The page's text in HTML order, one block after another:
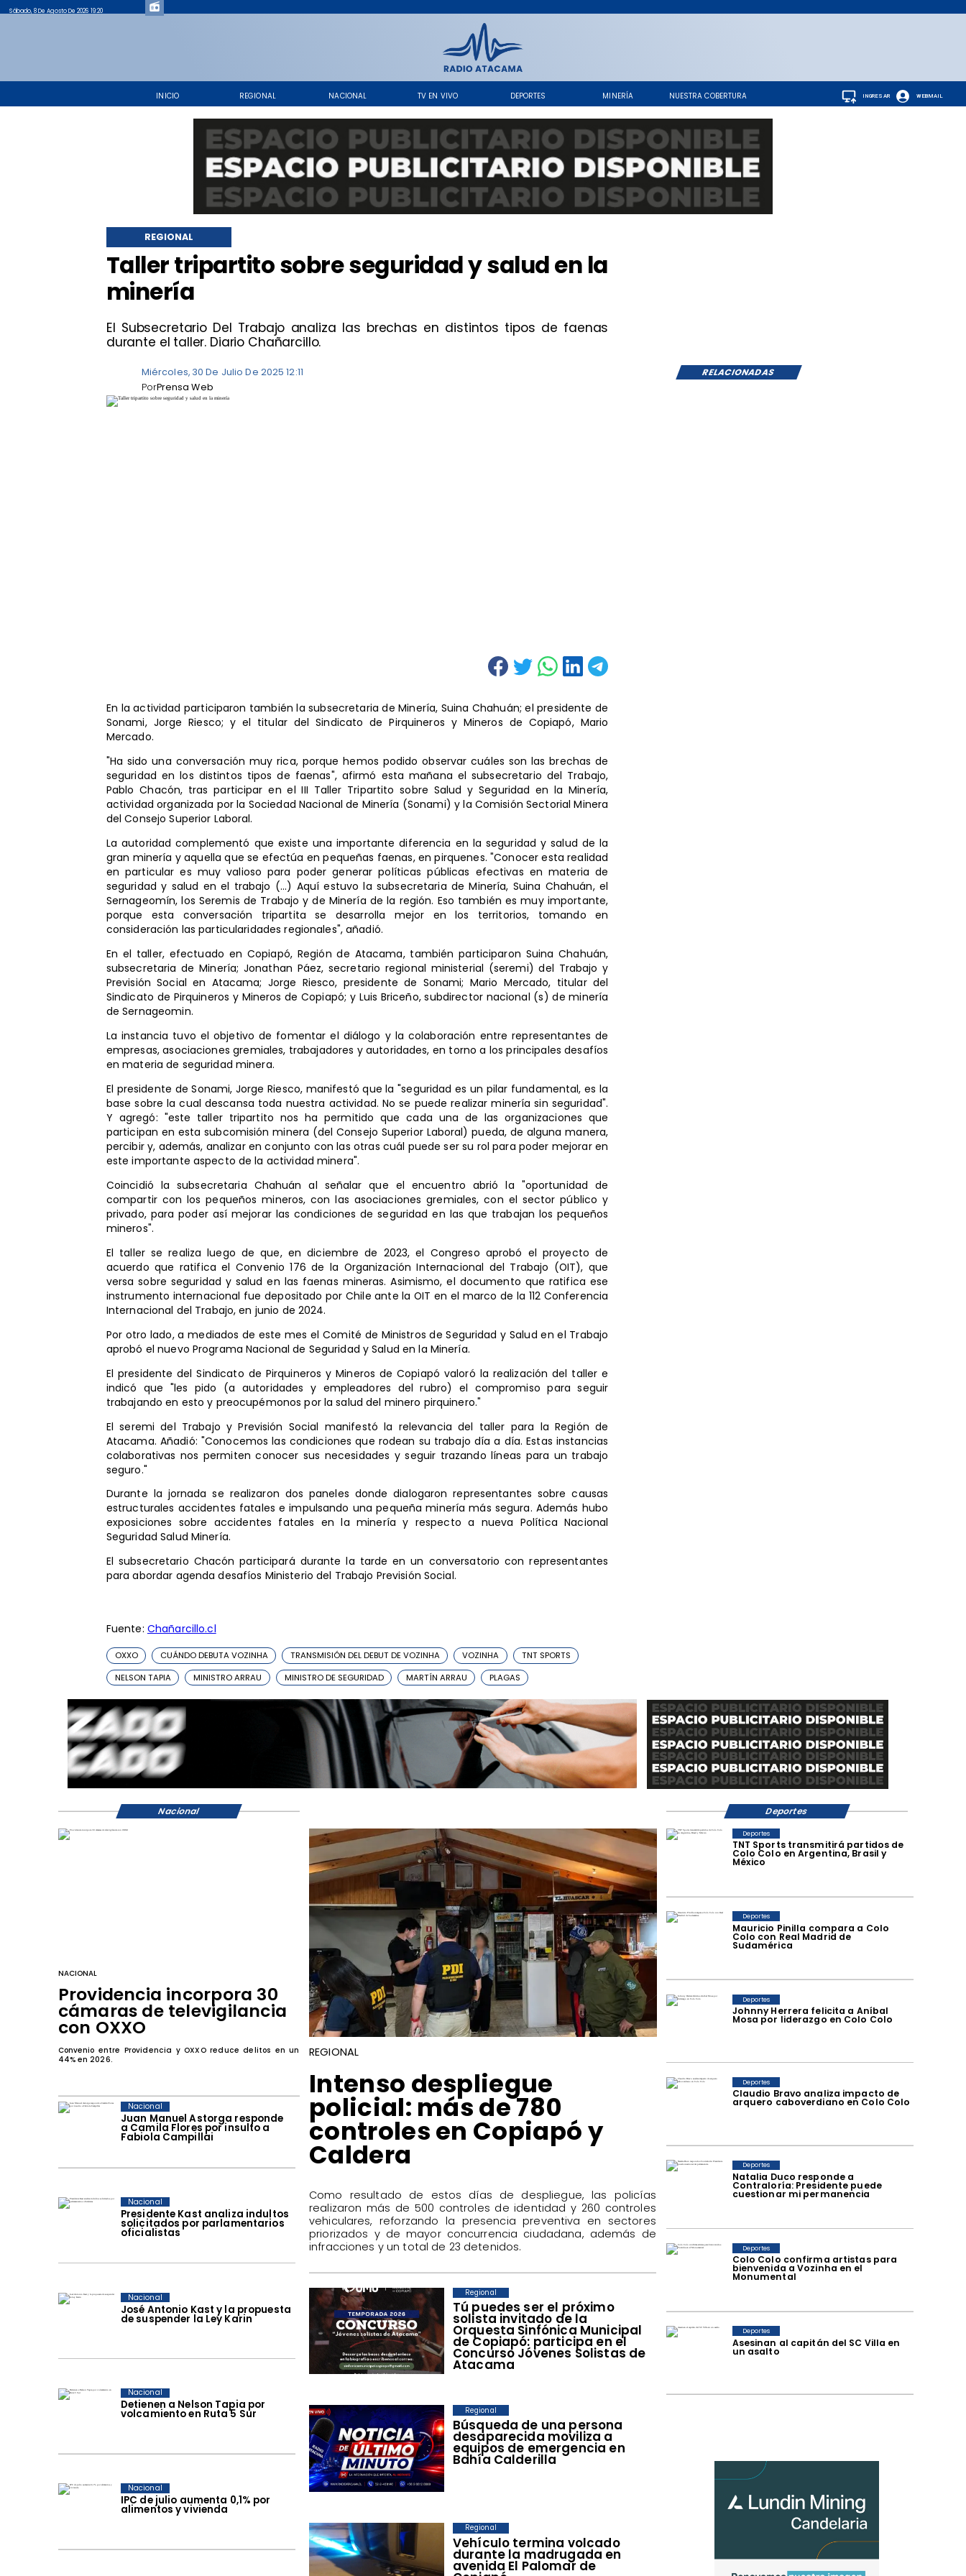
INICIO REGIONAL NACIONAL TV EN VIVO DEPORTES MINERÍA NUESTRA COBERTURA
Sábado, 8 De Agosto De 2026 19:20
WEBMAIL
INGRESAR
Taller tripartito sobre seguridad y salud en la
minería
El Subsecretario Del Trabajo analiza las brechas en distintos tipos de faenas
durante el taller. Diario Chañarcillo.
REGIONAL
RELACIONADAS
Miércoles, 30 De Julio De 2025 12:11
Prensa Web
Por
En la actividad participaron también la subsecretaria de Minería, Suina Chahuán; el presidente de
Sonami, Jorge Riesco; y el titular del Sindicato de Pirquineros y Mineros de Copiapó, Mario
Mercado.
"Ha sido una conversación muy rica, porque hemos podido observar cuáles son las brechas de
seguridad en los distintos tipos de faenas", afirmó esta mañana el subsecretario del Trabajo,
Pablo Chacón, tras participar en el III Taller Tripartito sobre Salud y Seguridad en la Minería,
actividad organizada por la Sociedad Nacional de Minería (Sonami) y la Comisión Sectorial Minera
del Consejo Superior Laboral.
La autoridad complementó que existe una importante diferencia en la seguridad y salud de la
gran minería y aquella que se efectúa en pequeñas faenas, en pirquenes. "Conocer esta realidad
en particular es muy valioso para poder generar políticas públicas efectivas en materia de
seguridad y salud en el trabajo (...) Aquí estuvo la subsecretaria de Minería, Suina Chahuán, el
Sernageomín, los Seremis de Trabajo y de Minería de la región. Eso también es muy importante,
porque esta conversación tripartita se desarrolla mejor en los territorios, tomando en
consideración las particularidades regionales", añadió.
En el taller, efectuado en Copiapó, Región de Atacama, también participaron Suina Chahuán,
subsecretaria de Minería; Jonathan Páez, secretario regional ministerial (seremi) del Trabajo y
Previsión Social en Atacama; Jorge Riesco, presidente de Sonami; Mario Mercado, titular del
Sindicato de Pirquineros y Mineros de Copiapó; y Luis Briceño, subdirector nacional (s) de minería
de Sernageomin.
La instancia tuvo el objetivo de fomentar el diálogo y la colaboración entre representantes de
empresas, asociaciones gremiales, trabajadores y autoridades, en torno a los principales desafíos
en materia de seguridad minera.
El presidente de Sonami, Jorge Riesco, manifestó que la "seguridad es un pilar fundamental, es la
base sobre la cual descansa toda nuestra actividad. No se puede realizar minería sin seguridad".
Y agregó: "este taller tripartito nos ha permitido que cada una de las organizaciones que
participan en esta subcomisión minera (del Consejo Superior Laboral) pueda, de alguna manera,
percibir y, además, analizar en conjunto con las otras cuál puede ser su rol para poder mejorar en
este importante aspecto de la actividad minera".
Coincidió la subsecretaria Chahuán al señalar que el encuentro abrió la "oportunidad de
compartir con los pequeños mineros, con las asociaciones gremiales, con el sector público y
privado, para poder así mejorar las condiciones de seguridad en las que trabajan los pequeños
mineros".
El taller se realiza luego de que, en diciembre de 2023, el Congreso aprobó el proyecto de
acuerdo que ratifica el Convenio 176 de la Organización Internacional del Trabajo (OIT), que
versa sobre seguridad y salud en las faenas mineras. Asimismo, el documento que ratifica ese
instrumento internacional fue depositado por Chile ante la OIT en el marco de la 112 Conferencia
Internacional del Trabajo, en junio de 2024.
Por otro lado, a mediados de este mes el Comité de Ministros de Seguridad y Salud en el Trabajo
aprobó el nuevo Programa Nacional de Seguridad y Salud en la Minería.
El presidente del Sindicato de Pirquineros y Mineros de Copiapó valoró la realización del taller e
indicó que "les pido (a autoridades y empleadores del rubro) el compromiso para seguir
trabajando en esto y preocupémonos por la salud del minero pirquinero."
El seremi del Trabajo y Previsión Social manifestó la relevancia del taller para la Región de
Atacama. Añadió: "Conocemos las condiciones que rodean su trabajo día a día. Estas instancias
colaborativas nos permiten conocer sus necesidades y seguir trazando líneas para un trabajo
seguro."
Durante la jornada se realizaron dos paneles donde dialogaron representantes sobre causas
estructurales accidentes fatales e impulsando una pequeña minería más segura. Además hubo
exposiciones sobre accidentes fatales en la minería y respecto a nueva Política Nacional
Seguridad Salud Minería.
El subsecretario Chacón participará durante la tarde en un conversatorio con representantes
para abordar agenda desafíos Ministerio del Trabajo Previsión Social.
Fuente: Chañarcillo.cl
OXXO CUÁNDO DEBUTA VOZINHA TRANSMISIÓN DEL DEBUT DE VOZINHA VOZINHA
TNT SPORTS
NELSON TAPIA
MINISTRO ARRAU MINISTRO DE SEGURIDAD MARTÍN ARRAU PLAGAS
TNT Sports transmitirá partidos de
Colo Colo en Argentina, Brasil y
México
Deportes
Mauricio Pinilla compara a Colo
Colo con Real Madrid de
Sudamérica
Deportes
Johnny Herrera felicita a Aníbal
Mosa por liderazgo en Colo Colo
Deportes
Claudio Bravo analiza impacto de
arquero caboverdiano en Colo Colo
Deportes
Natalia Duco responde a
Contraloría: Presidente puede
cuestionar mi permanencia
Deportes
Colo Colo confirma artistas para
bienvenida a Vozinha en el
Monumental
Deportes
Asesinan al capitán del SC Villa en
un asalto
Deportes
Juan Manuel Astorga responde
a Camila Flores por insulto a
Fabiola Campillai
Nacional
Presidente Kast analiza indultos
solicitados por parlamentarios
oficialistas
Nacional
José Antonio Kast y la propuesta
de suspender la Ley Karin
Nacional
Detienen a Nelson Tapia por
volcamiento en Ruta 5 Sur
Nacional
IPC de julio aumenta 0,1% por
alimentos y vivienda
Nacional
Tú puedes ser el próximo
solista invitado de la
Orquesta Sinfónica Municipal
de Copiapó: participa en el
Concurso Jóvenes Solistas de
Atacama
Regional
Búsqueda de una persona
desaparecida moviliza a
equipos de emergencia en
Bahía Calderilla
Regional
Vehículo termina volcado
durante la madrugada en
avenida El Palomar de
Regional
NACIONAL
Providencia incorpora 30
cámaras de televigilancia
con OXXO
Convenio entre Providencia y OXXO reduce delitos en un
44% en 2026.
REGIONAL
Intenso despliegue
policial: más de 780
controles en Copiapó y
Caldera
Como resultado de estos días de despliegue, las policías
realizaron más de 500 controles de identidad y 260 controles
vehiculares, reforzando la presencia preventiva en sectores
priorizados y de mayor concurrencia ciudadana, además de
infracciones y un total de 23 detenidos.
Nacional Deportes